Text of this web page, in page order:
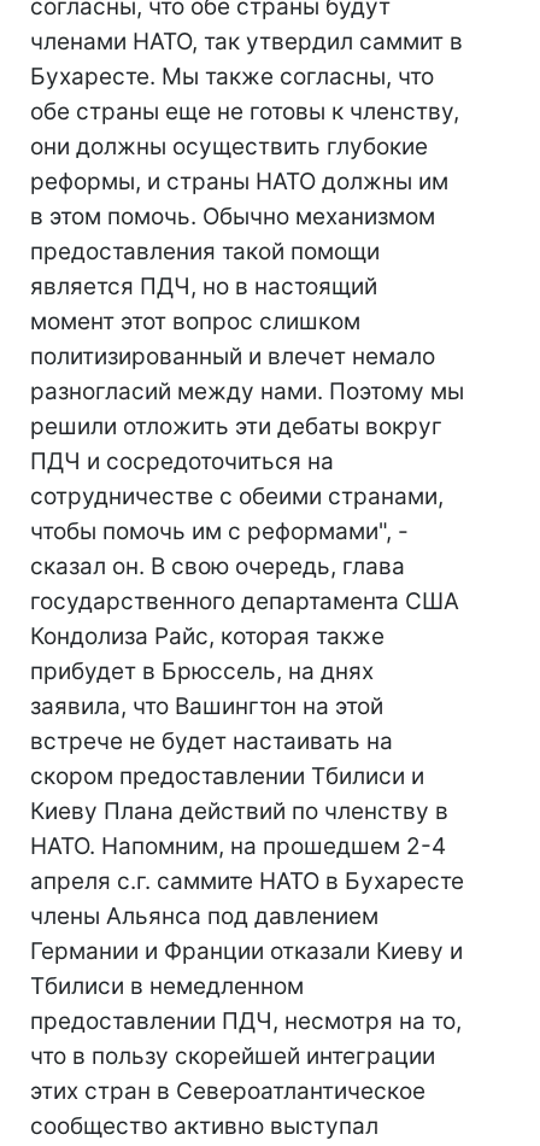
согласны, что обе страны будут
членами НАТО, так утвердил саммит в
Бухаресте. Мы также согласны, что
обе страны еще не готовы к членству,
они должны осуществить глубокие
реформы, и страны НАТО должны им
в этом помочь. Обычно механизмом
предоставления такой помощи
является ПДЧ, но в настоящий
момент этот вопрос слишком
политизированный и влечет немало
разногласий между нами. Поэтому мы
решили отложить эти дебаты вокруг
ПДЧ и сосредоточиться на
сотрудничестве с обеими странами,
чтобы помочь им с реформами", -
сказал он. В свою очередь, глава
государственного департамента США
Кондолиза Райс, которая также
прибудет в Брюссель, на днях
заявила, что Вашингтон на этой
встрече не будет настаивать на
скором предоставлении Тбилиси и
Киеву Плана действий по членству в
НАТО. Напомним, на прошедшем 2-4
апреля с.г. саммите НАТО в Бухаресте
члены Альянса под давлением
Германии и Франции отказали Киеву и
Тбилиси в немедленном
предоставлении ПДЧ, несмотря на то,
что в пользу скорейшей интеграции
этих стран в Североатлантическое
сообщество активно выступал